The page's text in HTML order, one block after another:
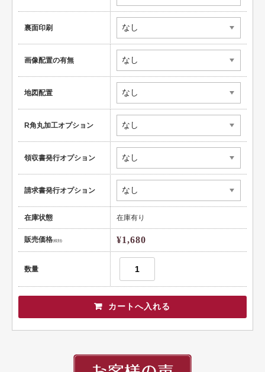
ショップ
頭文字
配送・納期
裏面印刷
画像配置の有無
地図配置
R角丸加工オプション
領収書発行オプション
請求書発行オプション
在庫状態 在庫有り
販売価格(税別) ¥1,680
数量